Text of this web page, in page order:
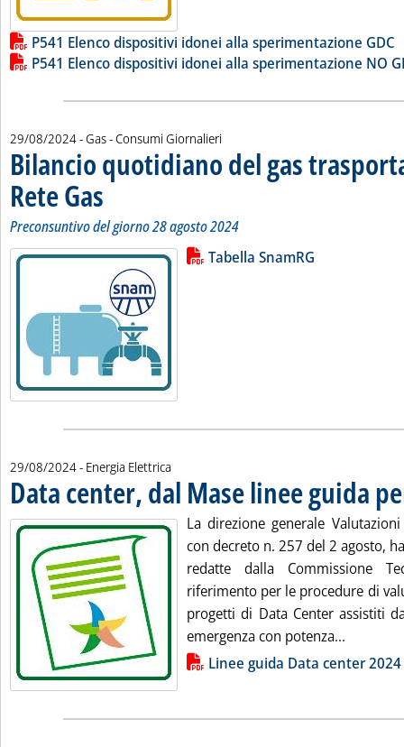
P541 Elenco dispositivi idonei alla sperimentazione GDC
P541 Elenco dispositivi idonei alla sperimentazione NO
29/08/2024- Gas - Consumi Giornalieri
Bilancio quotidiano del gas
Rete Gas . Sottotitolo: Preconsuntivo del giorno 28 agosto 2024
. Pubblicata giovedì 29 agosto 2024 alle 11.39.
Preconsuntivo del giorno 28 agosto 2024
Leggi tutta la notizia: 'Bilancio
Lista allegati PDF alla notiziaTabella SnamRG
29/08/2024- Energia Elettrica
Data center, dal Mase linee guida
La direzione generale
con decreto n. 257 del 2 agosto,
redatte dalla Commissione
riferimento per le procedure di
progetti di Data Center assistiti
emergenza con potenza...
Lista allegati PDF alla notiziaLinee guida Data center 2024